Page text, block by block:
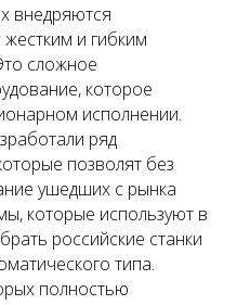
внедряются
и гибким
сложное
которое
исполнении.
ряд
позволят без
ушедших с рынка
которые используют в
российские станки
типа.
полностью